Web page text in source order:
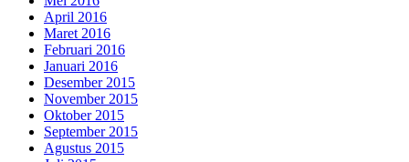
April 2016
Maret 2016
Februari 2016
Januari 2016
Desember 2015
November 2015
Oktober 2015
September 2015
Agustus 2015